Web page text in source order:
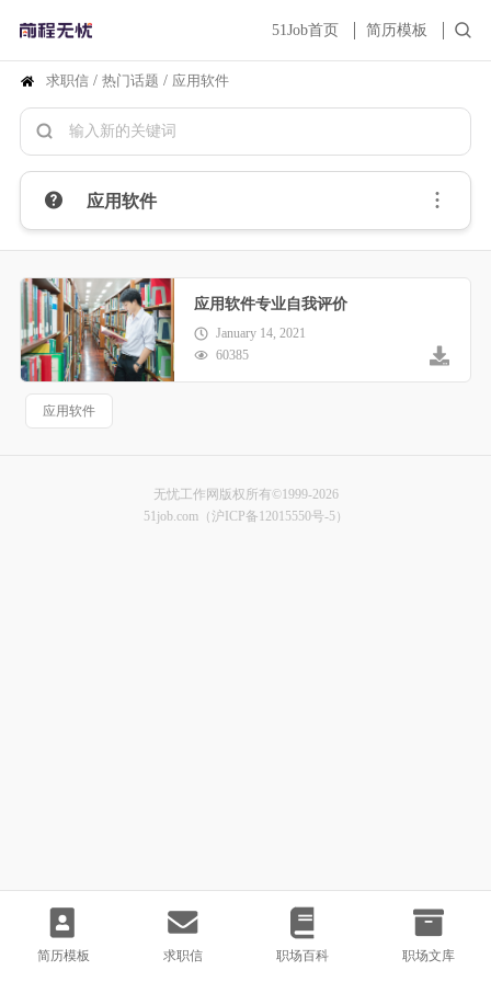
51Job首页 简历模板
简历模板 求职信 职场百科 职场文库
求职信 / 热门话题 / 应用软件
应用软件
应用软件专业自我评价
January 14, 2021
60385
应用软件
无忧工作网版权所有©1999-2026
51job.com（沪ICP备12015550号-5）